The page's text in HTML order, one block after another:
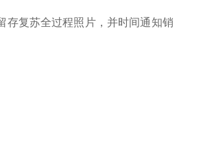
存复苏全过程照片，并时间通知销